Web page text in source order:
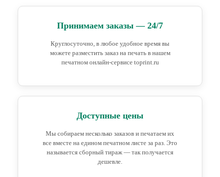
Принимаем заказы — 24/7
Круглосуточно, в любое удобное время вы
можете разместить заказ на печать в нашем
печатном онлайн-сервисе toprint.ru
Доступные цены
Мы собираем несколько заказов и печатаем их
все вместе на едином печатном листе за раз. Это
называется сборный тираж — так получается
дешевле.